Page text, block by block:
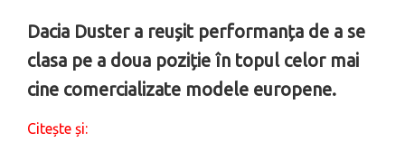
Dacia Duster a reușit performanța de a se
clasa pe a doua poziție în topul celor mai
cine comercializate modele europene.
Citește și: